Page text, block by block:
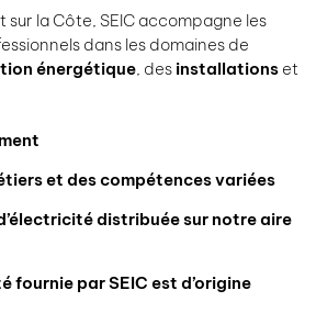
la Côte, SEIC accompagne les
dans les domaines de
énergétique, des installations et
et des compétences variées
distribuée sur notre aire
fournie par SEIC est d’origine